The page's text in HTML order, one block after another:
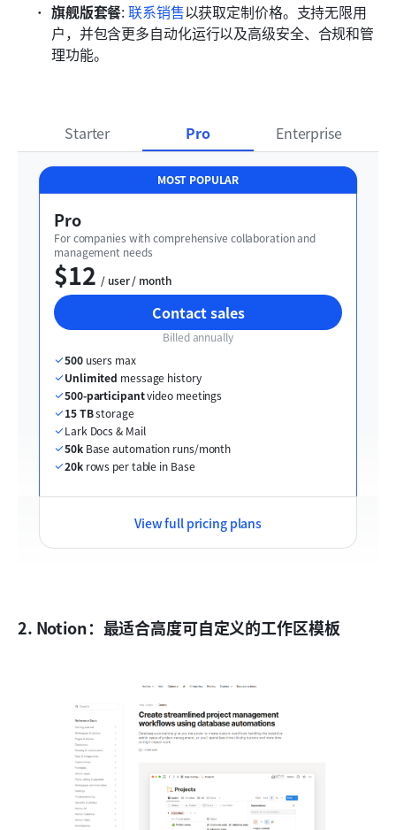
旗舰版套餐: 联系销售以获取定制价格。支持无限用
户，并包含更多自动化运行以及高级安全、合规和管
理功能。
Starter Pro Enterprise
MOST POPULAR
Pro
For companies with comprehensive collaboration and
management needs
$12
  / user / month
Contact sales
Billed annually
500 users max
Unlimited message history
500-participant video meetings
15 TB storage
Lark Docs & Mail
50k Base automation runs/month
20k rows per table in Base
View full pricing plans
2. Notion：最适合高度可自定义的工作区模板